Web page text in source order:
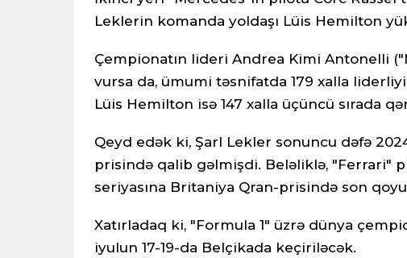
Leklerin komanda yoldaşı Lüis Hemilton
Çempionatın lideri Andrea Kimi Antonelli
vursa da, ümumi təsnifatda 179 xalla
Lüis Hemilton isə 147 xalla üçüncü sırada
Qeyd edək ki, Şarl Lekler sonuncu dəfə
prisində qalib gəlmişdi. Beləliklə, "Ferrari"
seriyasına Britaniya Qran-prisində son
Xatırladaq ki, "Formula 1" üzrə dünya
iyulun 17-19-da Belçikada keçiriləcək.